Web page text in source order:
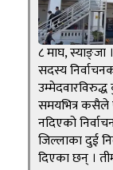
८ माघ, स्याङ्जा
सदस्य
समयभित्र कसैले
नदिएको
जिल्लाका दुई
दिएका छन् ।